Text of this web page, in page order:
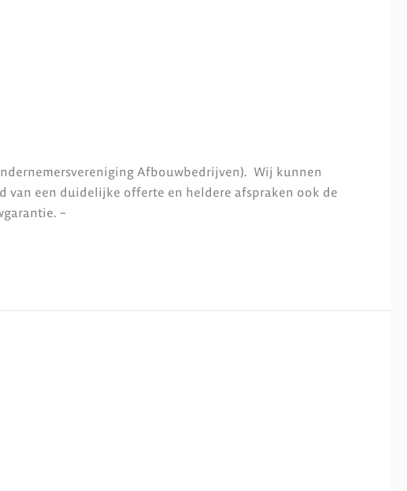
Afbouwbedrijven). Wij kunnen
van een duidelijke offerte en heldere afspraken ook de
–